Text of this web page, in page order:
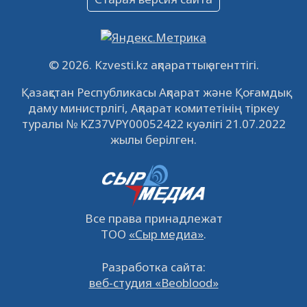
09.12.2022
Свободные рабочие места
встречу с инвесторами в Кызылорде 22
ноября
21.11.2022 14952 0
© 2026. Kzvesti.kz ақпараттық агенттігі.
Қазақстан Республикасы Ақпарат және Қоғамдық
даму министрлігі, Ақпарат комитетінің тіркеу
туралы № KZ37VPY00052422 куәлігі 21.07.2022
жылы берілген.
Все права принадлежат
ТОО «Сыр медиа».
Разработка сайта:
веб-студия «Beoblood»